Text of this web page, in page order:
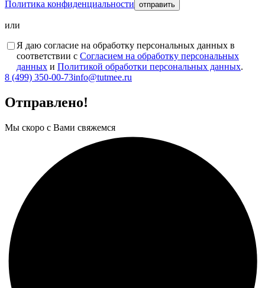
Политика конфиденциальности отправить
или
Я даю согласие на обработку персональных данных в
соответствии с Согласием на обработку персональных
данных и Политикой обработки персональных данных.
8 (499) 350-00-73info@tutmee.ru
Отправлено!
Мы скоро с Вами свяжемся